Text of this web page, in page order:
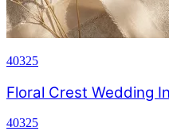
40325
Floral Crest Wedding
40325